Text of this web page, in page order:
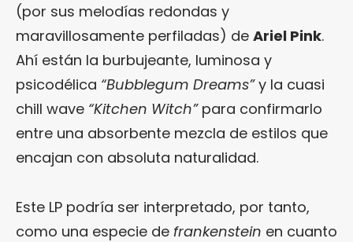
(por sus melodías redondas y
maravillosamente perfiladas) de Ariel Pink.
Ahí están la burbujeante, luminosa y
psicodélica “Bubblegum Dreams”y la cuasi
chill wave “Kitchen Witch”para confirmarlo
entre una absorbente mezcla de estilos que
encajan con absoluta naturalidad.
Este LP podría ser interpretado, por tanto,
como una especie de frankenstein en cuanto